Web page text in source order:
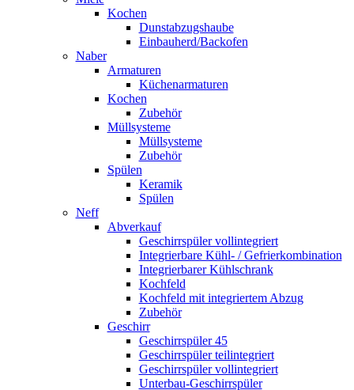
Kochen
Dunstabzugshaube
Einbauherd/Backofen
Naber
Armaturen
Küchenarmaturen
Kochen
Zubehör
Müllsysteme
Müllsysteme
Zubehör
Spülen
Keramik
Spülen
Neff
Abverkauf
Geschirrspüler vollintegriert
Integrierbare Kühl- / Gefrierkombination
Integrierbarer Kühlschrank
Kochfeld
Kochfeld mit integriertem Abzug
Zubehör
Geschirr
Geschirrspüler 45
Geschirrspüler teilintegriert
Geschirrspüler vollintegriert
Unterbau-Geschirrspüler